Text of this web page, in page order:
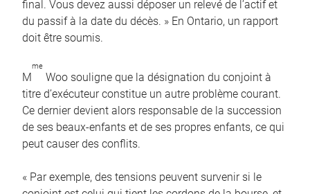
final. Vous devez aussi déposer un relevé de l’actif et
du passif à la date du décès. » En Ontario, un rapport
doit être soumis.
M
me
Woo souligne que la désignation du conjoint à
titre d’exécuteur constitue un autre problème courant.
Ce dernier devient alors responsable de la succession
de ses beaux-enfants et de ses propres enfants, ce qui
peut causer des conflits.
« Par exemple, des tensions peuvent survenir si le